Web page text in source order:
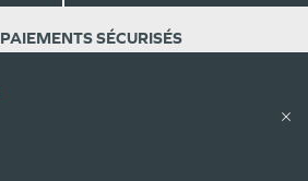
PAIEMENTS SÉCURISÉS